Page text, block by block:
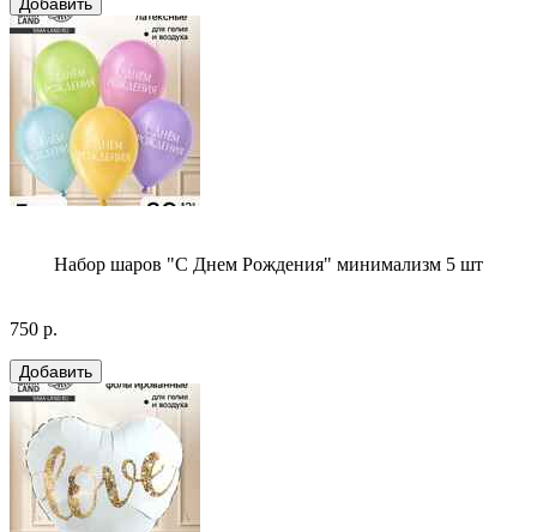
Набор шаров "С Днем Рождения" минимализм 5 шт
750 р.